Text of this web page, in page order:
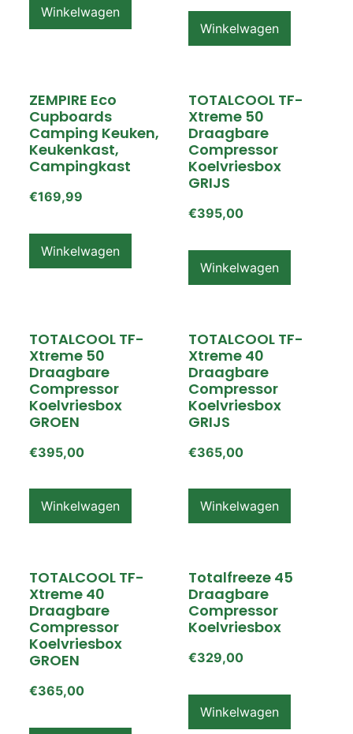
Winkelwagen
Winkelwagen
ZEMPIRE Eco
Cupboards
Camping Keuken,
Keukenkast,
Campingkast
€169,99
Winkelwagen
TOTALCOOL TF-
Xtreme 50
Draagbare
Compressor
Koelvriesbox
GRIJS
€395,00
Winkelwagen
TOTALCOOL TF-
Xtreme 50
Draagbare
Compressor
Koelvriesbox
GROEN
€395,00
Winkelwagen
TOTALCOOL TF-
Xtreme 40
Draagbare
Compressor
Koelvriesbox
GRIJS
€365,00
Winkelwagen
TOTALCOOL TF-
Xtreme 40
Draagbare
Compressor
Koelvriesbox
GROEN
€365,00
Totalfreeze 45
Draagbare
Compressor
Koelvriesbox
€329,00
Winkelwagen